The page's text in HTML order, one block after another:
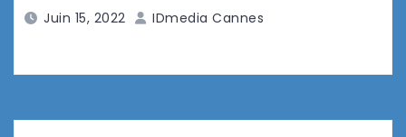
Juin 15, 2022 IDmedia Cannes